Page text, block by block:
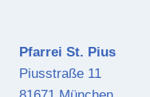
Pfarrei St. Pius
Piusstraße 11